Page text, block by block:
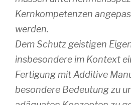
Kernkompetenzen
werden.
Dem Schutz geistigen
insbesondere im Kontext
Fertigung mit Additive
besondere Bedeutung zu